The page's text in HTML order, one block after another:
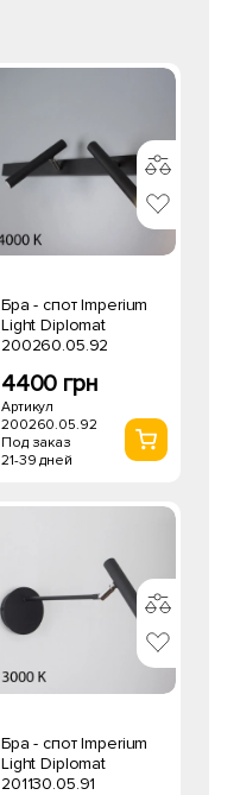
Бра - спот Imperium
Light Diplomat
200260.05.92
4400 грн
Артикул
200260.05.92
Под заказ
21-39 дней
Бра - спот Imperium
Light Diplomat
201130.05.91